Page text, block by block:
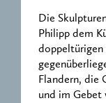
Die
Philipp dem
doppeltürigen
Flandern, die
und im